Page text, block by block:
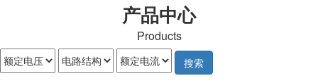
产品中心
Products
搜索